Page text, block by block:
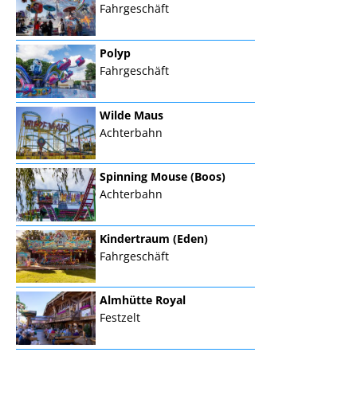
Fahrgeschäft
Polyp
Fahrgeschäft
Wilde Maus
Achterbahn
Spinning Mouse (Boos)
Achterbahn
Kindertraum (Eden)
Fahrgeschäft
Almhütte Royal
Festzelt